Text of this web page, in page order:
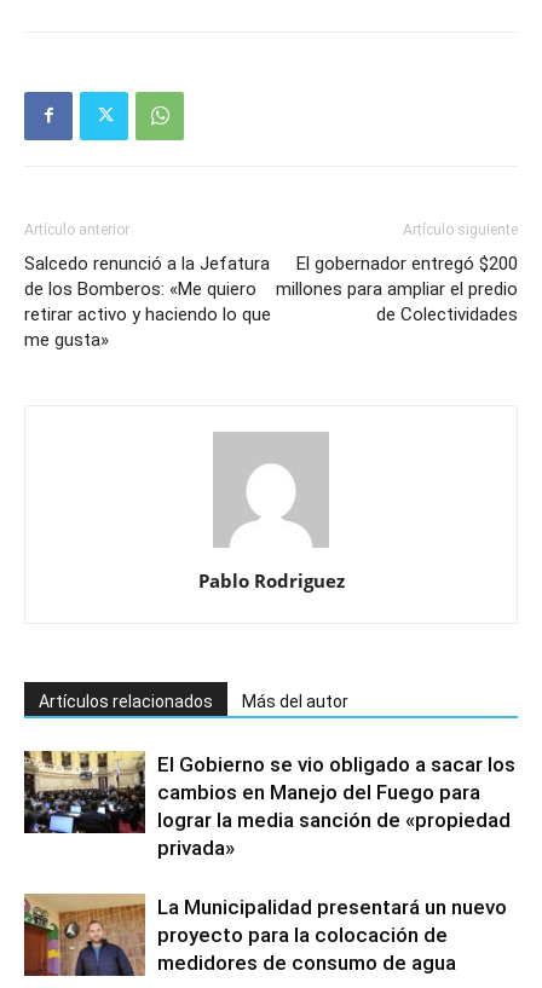
Artículo anterior
Salcedo renunció a la Jefatura
de los Bomberos: «Me quiero
retirar activo y haciendo lo que
me gusta»
Artículo siguiente
El gobernador entregó $200
millones para ampliar el predio
de Colectividades
Pablo Rodriguez
Artículos relacionados Más del autor
El Gobierno se vio obligado a sacar los
cambios en Manejo del Fuego para
lograr la media sanción de «propiedad
privada»
La Municipalidad presentará un nuevo
proyecto para la colocación de
medidores de consumo de agua